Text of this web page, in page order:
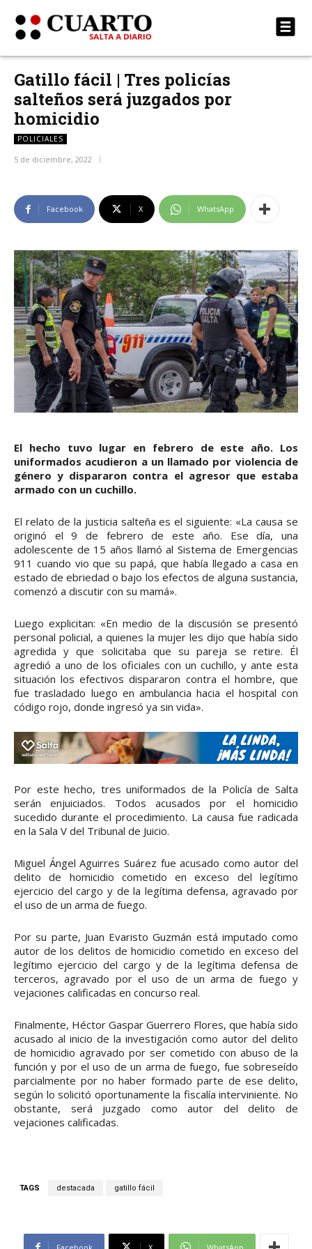
Gatillo fácil | Tres policías
salteños será juzgados por
homicidio
POLICIALES
5 de diciembre, 2022
Facebook X WhatsApp
El hecho tuvo lugar en febrero de este año. Los
uniformados acudieron a un llamado por violencia de
género y dispararon contra el agresor que estaba
armado con un cuchillo.
El relato de la justicia salteña es el siguiente: «La causa se
originó el 9 de febrero de este año. Ese día, una
adolescente de 15 años llamó al Sistema de Emergencias
911 cuando vio que su papá, que había llegado a casa en
estado de ebriedad o bajo los efectos de alguna sustancia,
comenzó a discutir con su mamá».
Luego explicitan: «En medio de la discusión se presentó
personal policial, a quienes la mujer les dijo que había sido
agredida y que solicitaba que su pareja se retire. Él
agredió a uno de los oficiales con un cuchillo, y ante esta
situación los efectivos dispararon contra el hombre, que
fue trasladado luego en ambulancia hacia el hospital con
código rojo, donde ingresó ya sin vida».
Por este hecho, tres uniformados de la Policía de Salta
serán enjuiciados. Todos acusados por el homicidio
sucedido durante el procedimiento. La causa fue radicada
en la Sala V del Tribunal de Juicio.
Miguel Ángel Aguirres Suárez fue acusado como autor del
delito de homicidio cometido en exceso del legítimo
ejercicio del cargo y de la legítima defensa, agravado por
el uso de un arma de fuego.
Por su parte, Juan Evaristo Guzmán está imputado como
autor de los delitos de homicidio cometido en exceso del
legítimo ejercicio del cargo y de la legítima defensa de
terceros, agravado por el uso de un arma de fuego y
vejaciones calificadas en concurso real.
Finalmente, Héctor Gaspar Guerrero Flores, que había sido
acusado al inicio de la investigación como autor del delito
de homicidio agravado por ser cometido con abuso de la
función y por el uso de un arma de fuego, fue sobreseído
parcialmente por no haber formado parte de ese delito,
según lo solicitó oportunamente la fiscalía interviniente. No
obstante, será juzgado como autor del delito de
vejaciones calificadas.
TAGS destacada gatillo fácil